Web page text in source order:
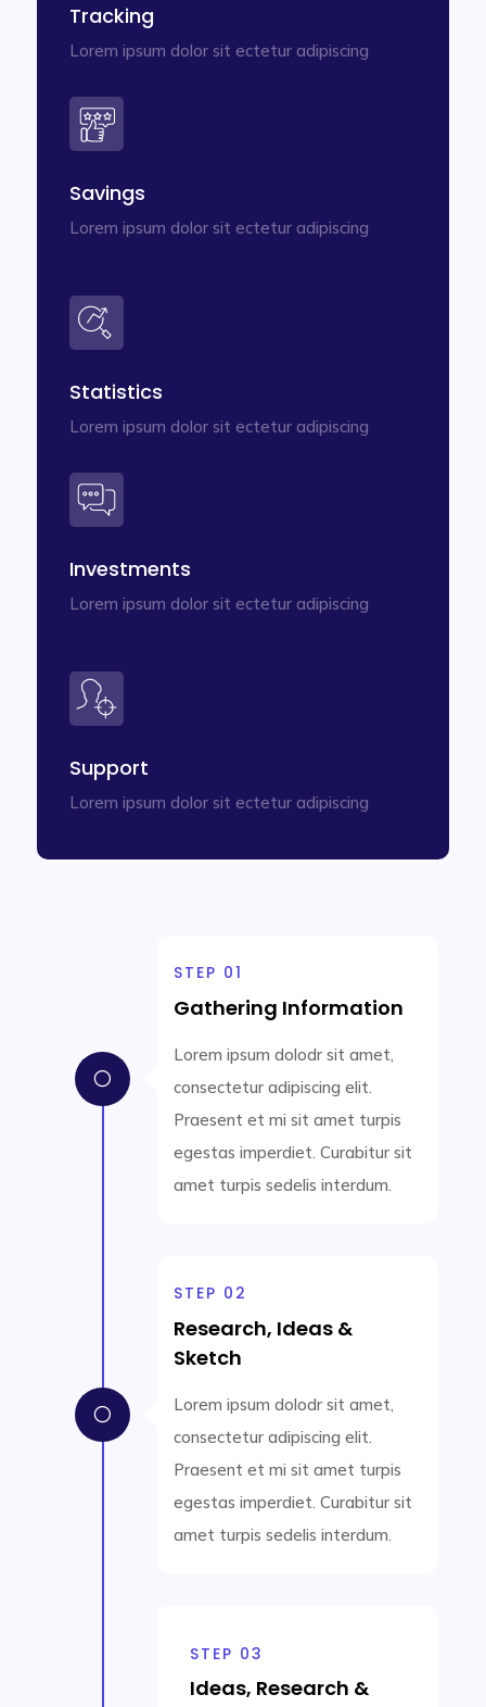
Tracking
Lorem ipsum dolor sit ectetur adipiscing
Savings
Lorem ipsum dolor sit ectetur adipiscing
Statistics
Lorem ipsum dolor sit ectetur adipiscing
Investments
Lorem ipsum dolor sit ectetur adipiscing
Support
Lorem ipsum dolor sit ectetur adipiscing
[
STEP 01
Gathering Information
Lorem ipsum dolodr sit amet,
consectetur adipiscing elit.
Praesent et mi sit amet turpis
egestas imperdiet. Curabitur sit
amet turpis sedelis interdum.
[
STEP 02
Research, Ideas &
Sketch
Lorem ipsum dolodr sit amet,
consectetur adipiscing elit.
Praesent et mi sit amet turpis
egestas imperdiet. Curabitur sit
amet turpis sedelis interdum.
STEP 03
Ideas, Research &